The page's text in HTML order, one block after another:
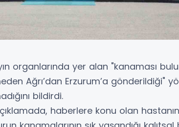
organlarında yer alan "kanaması
Ağrı’dan Erzurum’a gönderildiği"
bildirdi.
haberlere konu olan